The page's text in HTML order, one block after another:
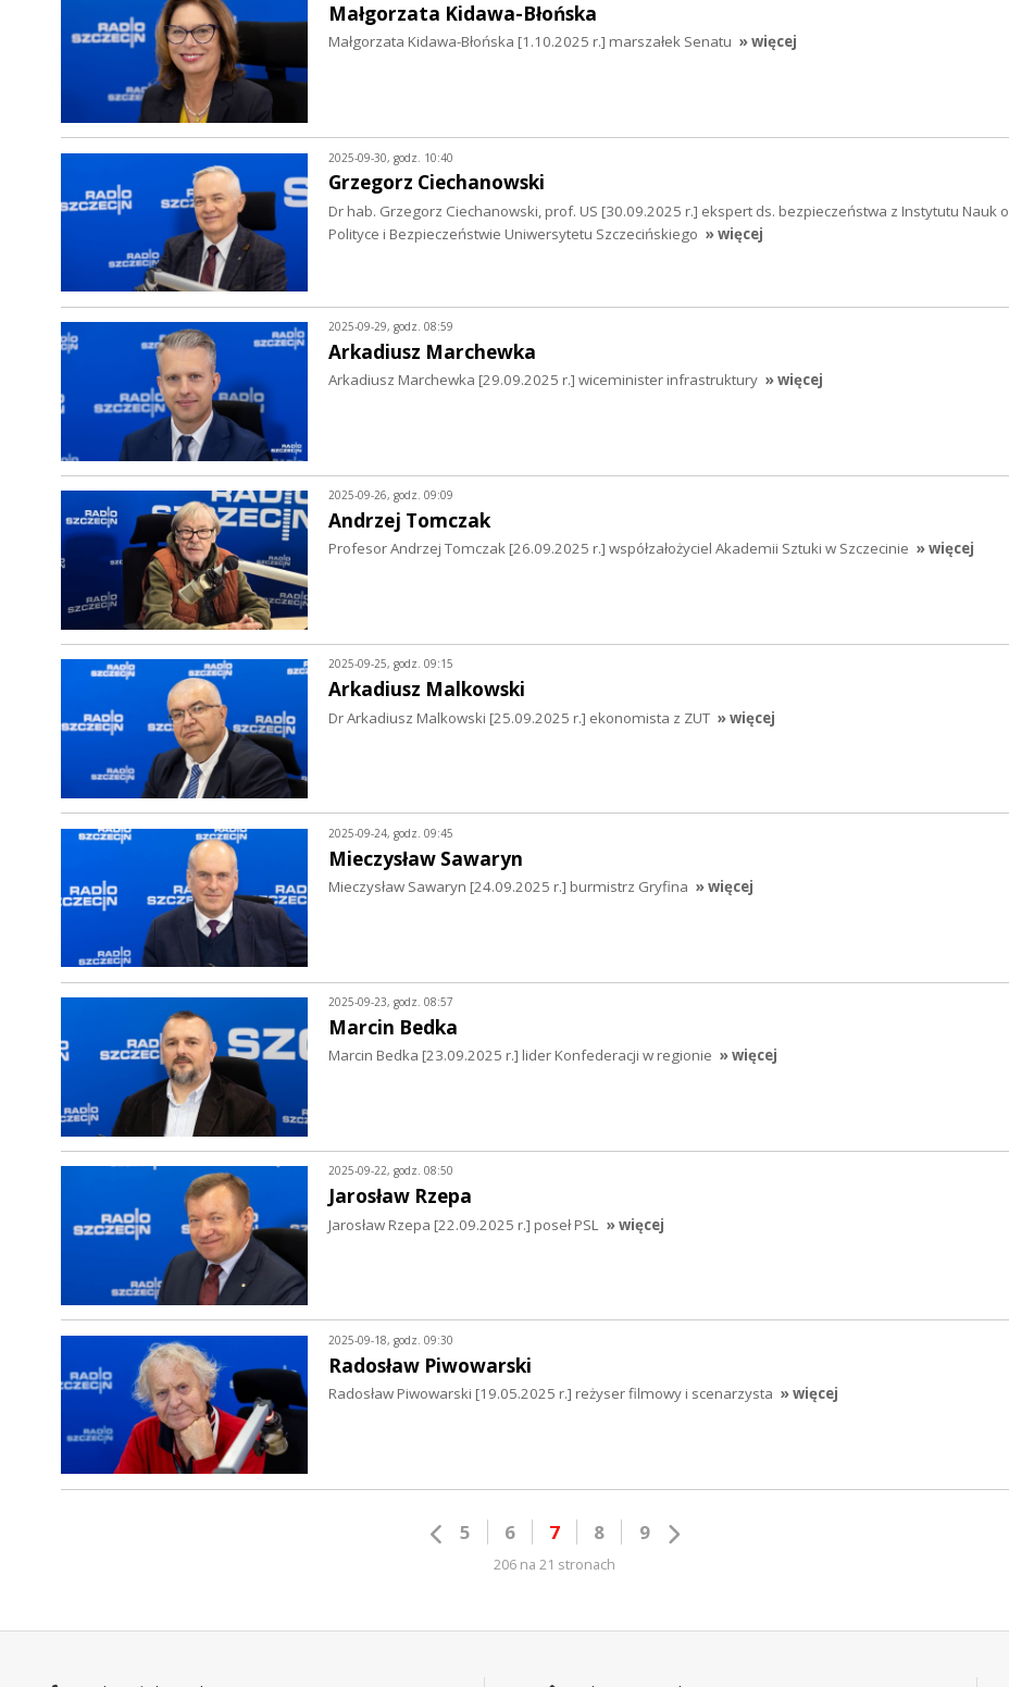
Małgorzata Kidawa-Błońska
Małgorzata Kidawa-Błońska [1.10.2025 r.] marszałek Senatu » więcej
2025-09-30, godz. 10:40
Grzegorz Ciechanowski
Dr hab. Grzegorz Ciechanowski, prof. US [30.09.2025 r.] ekspert ds. bezpieczeństwa z Instytutu Nauk o
Polityce i Bezpieczeństwie Uniwersytetu Szczecińskiego » więcej
2025-09-29, godz. 08:59
Arkadiusz Marchewka
Arkadiusz Marchewka [29.09.2025 r.] wiceminister infrastruktury » więcej
2025-09-26, godz. 09:09
Andrzej Tomczak
Profesor Andrzej Tomczak [26.09.2025 r.] współzałożyciel Akademii Sztuki w Szczecinie » więcej
2025-09-25, godz. 09:15
Arkadiusz Malkowski
Dr Arkadiusz Malkowski [25.09.2025 r.] ekonomista z ZUT » więcej
2025-09-24, godz. 09:45
Mieczysław Sawaryn
Mieczysław Sawaryn [24.09.2025 r.] burmistrz Gryfina » więcej
2025-09-23, godz. 08:57
Marcin Bedka
Marcin Bedka [23.09.2025 r.] lider Konfederacji w regionie » więcej
2025-09-22, godz. 08:50
Jarosław Rzepa
Jarosław Rzepa [22.09.2025 r.] poseł PSL » więcej
2025-09-18, godz. 09:30
Radosław Piwowarski
Radosław Piwowarski [19.05.2025 r.] reżyser filmowy i scenarzysta » więcej
5 6 7 8 9
206 na 21 stronach